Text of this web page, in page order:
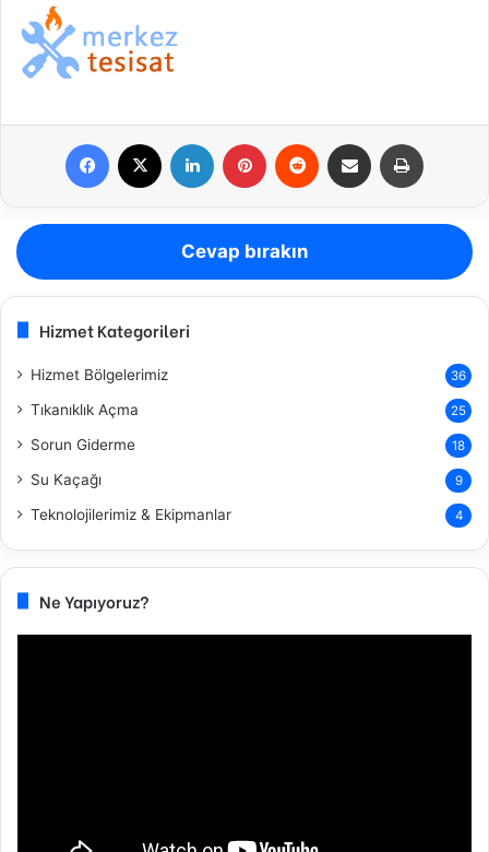
Facebook LinkedIn Pinterest Reddit E-Posta ile paylaş
Cevap bırakın
Hizmet Kategorileri
Hizmet Bölgelerimiz 36
Tıkanıklık Açma 25
Sorun Giderme 18
Su Kaçağı 9
Teknolojilerimiz & Ekipmanlar 4
Ne Yapıyoruz?